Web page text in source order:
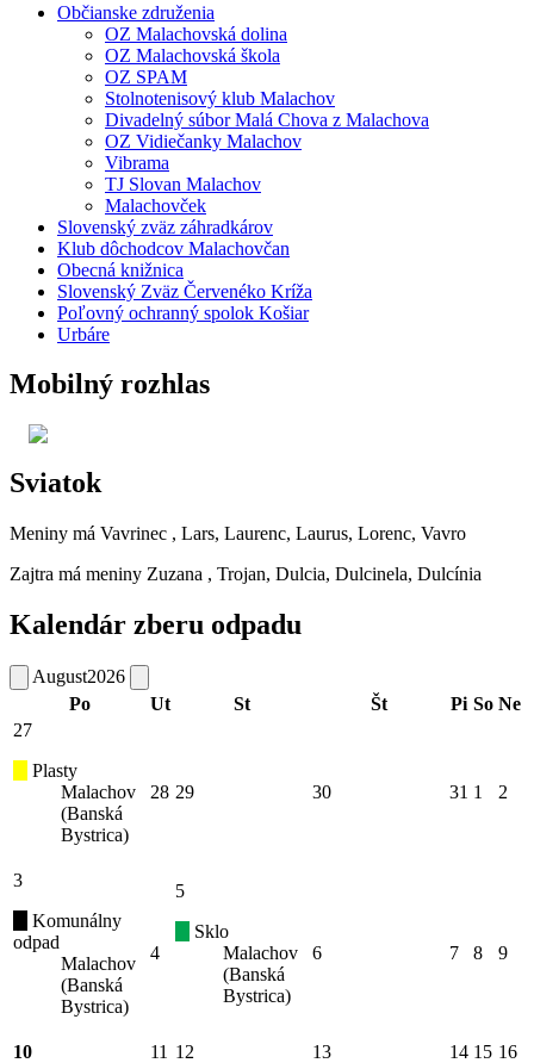
Občianske združenia
OZ Malachovská dolina
OZ Malachovská škola
OZ SPAM
Stolnotenisový klub Malachov
Divadelný súbor Malá Chova z Malachova
OZ Vidiečanky Malachov
Vibrama
TJ Slovan Malachov
Malachovček
Slovenský zväz záhradkárov
Klub dôchodcov Malachovčan
Obecná knižnica
Slovenský Zväz Červenéko Kríža
Poľovný ochranný spolok Košiar
Urbáre
Mobilný rozhlas
Sviatok
Meniny má Vavrinec , Lars, Laurenc, Laurus, Lorenc, Vavro
Zajtra má meniny Zuzana , Trojan, Dulcia, Dulcinela, Dulcínia
Kalendár zberu odpadu
August2026
Po
Ut St Št Pi So Ne
27
Plasty
Malachov
(Banská
Bystrica)
28 29 30 31 1 2
3
Komunálny
odpad
Malachov
(Banská
Bystrica)
4
5
Sklo
Malachov
(Banská
Bystrica)
6 7 8 9
10 11 12 13 14 15 16